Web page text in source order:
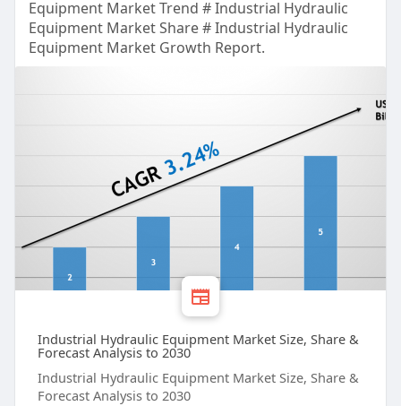
Equipment Market Trend # Industrial Hydraulic
Equipment Market Share # Industrial Hydraulic
Equipment Market Growth Report.
Industrial Hydraulic Equipment Market Size, Share &
Forecast Analysis to 2030
Industrial Hydraulic Equipment Market Size, Share &
Forecast Analysis to 2030